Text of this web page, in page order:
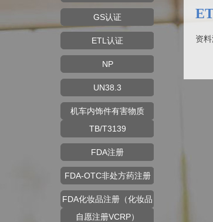
GS认证
ETL认证
NP
UN38.3
机车内饰件有害物质
TB/T3139
FDA注册
FDA-OTC非处方药注册
FDA化妆品注册（化妆品
自愿注册VCRP）
资